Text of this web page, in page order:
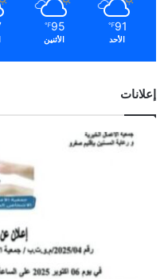
91
℉
الأحد
95
℉
الأثنين
إعلانات